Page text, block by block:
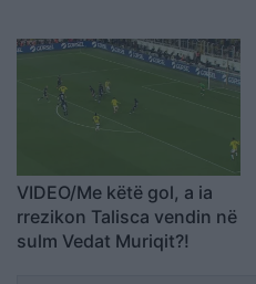
VIDEO/Me këtë gol, a ia
rrezikon Talisca vendin në
sulm Vedat Muriqit?!